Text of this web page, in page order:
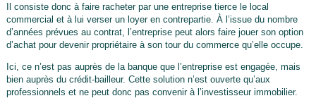
Il consiste donc à faire racheter par une entreprise tierce le local
commercial et à lui verser un loyer en contrepartie. À l’issue du nombre
d’années prévues au contrat, l’entreprise peut alors faire jouer son option
d’achat pour devenir propriétaire à son tour du commerce qu’elle occupe.
Ici, ce n’est pas auprès de la banque que l’entreprise est engagée, mais
bien auprès du crédit-bailleur. Cette solution n’est ouverte qu’aux
professionnels et ne peut donc pas convenir à l’investisseur immobilier.